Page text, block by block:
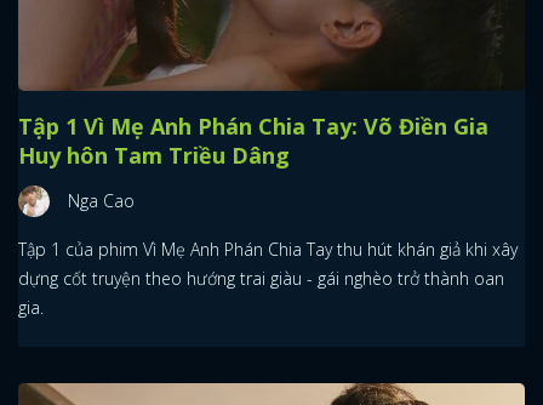
Tập 1 Vì Mẹ Anh Phán Chia Tay: Võ Điền Gia
Huy hôn Tam Triều Dâng
Nga Cao
Tập 1 của phim Vì Mẹ Anh Phán Chia Tay thu hút khán giả khi xây
dựng cốt truyện theo hướng trai giàu - gái nghèo trở thành oan
gia.